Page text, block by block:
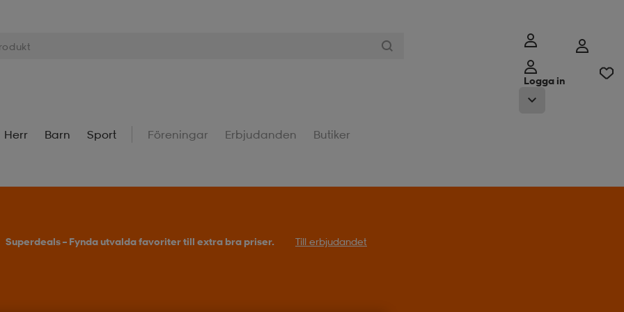
Logga in
Herr Barn Sport Föreningar Erbjudanden Butiker
Superdeals – Fynda utvalda favoriter till extra bra priser. Till erbjudandet